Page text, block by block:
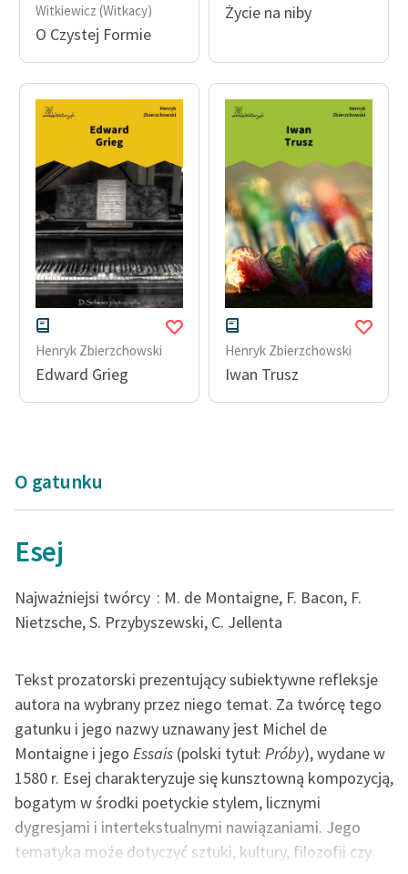
Witkiewicz (Witkacy)
O Czystej Formie
Życie na niby
Henryk Zbierzchowski
Edward Grieg
Henryk Zbierzchowski
Iwan Trusz
O gatunku
Esej
Najważniejsi twórcy : M. de Montaigne, F. Bacon, F.
Nietzsche, S. Przybyszewski, C. Jellenta
Tekst prozatorski prezentujący subiektywne refleksje
autora na wybrany przez niego temat. Za twórcę tego
gatunku i jego nazwy uznawany jest Michel de
Montaigne i jego Essais (polski tytuł: Próby), wydane w
1580 r. Esej charakteryzuje się kunsztowną kompozycją,
bogatym w środki poetyckie stylem, licznymi
dygresjami i intertekstualnymi nawiązaniami. Jego
tematyka może dotyczyć sztuki, kultury, filozofii czy